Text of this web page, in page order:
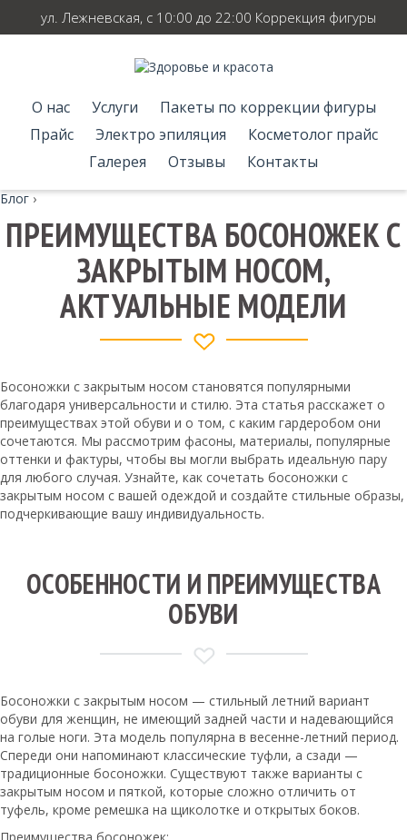
ул. Лежневская, с 10:00 до 22:00 Коррекция фигуры
О нас Услуги
Пакеты по коррекции фигуры
Прайс
Электро эпиляция
Косметолог прайс
Галерея
Отзывы Контакты
Блог ›
ПРЕИМУЩЕСТВА БОСОНОЖЕК С
ЗАКРЫТЫМ НОСОМ,
АКТУАЛЬНЫЕ МОДЕЛИ
Босоножки с закрытым носом становятся популярными
благодаря универсальности и стилю. Эта статья расскажет о
преимуществах этой обуви и о том, с каким гардеробом они
сочетаются. Мы рассмотрим фасоны, материалы, популярные
оттенки и фактуры, чтобы вы могли выбрать идеальную пару
для любого случая. Узнайте, как сочетать босоножки с
закрытым носом с вашей одеждой и создайте стильные образы,
подчеркивающие вашу индивидуальность.
ОСОБЕННОСТИ И ПРЕИМУЩЕСТВА
ОБУВИ
Босоножки с закрытым носом — стильный летний вариант
обуви для женщин, не имеющий задней части и надевающийся
на голые ноги. Эта модель популярна в весенне-летний период.
Спереди они напоминают классические туфли, а сзади —
традиционные босоножки. Существуют также варианты с
закрытым носом и пяткой, которые сложно отличить от
туфель, кроме ремешка на щиколотке и открытых боков.